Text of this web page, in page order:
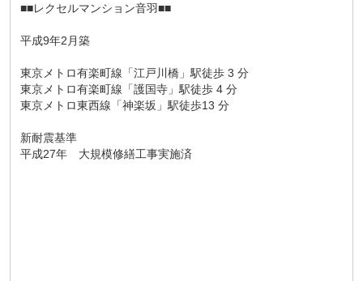
■■レクセルマンション音羽■■
平成9年2月築
東京メトロ有楽町線「江戸川橋」駅徒歩 3 分
東京メトロ有楽町線「護国寺」駅徒歩 4 分
東京メトロ東西線「神楽坂」駅徒歩13 分
新耐震基準
平成27年 大規模修繕工事実施済